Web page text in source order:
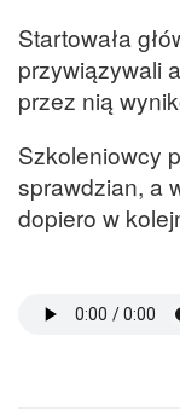
Startowała
przywiązywali
przez nią
Szkoleniowcy
sprawdzian, a
dopiero w